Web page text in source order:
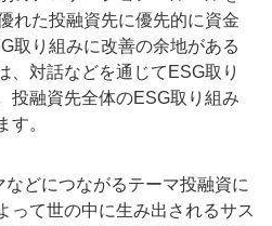
れた投融資先に優先的に資金
取り組みに改善の余地がある
、対話などを通じてESG取り
投融資先全体のESG取り組み
す。
どにつながるテーマ投融資に
って世の中に生み出されるサス